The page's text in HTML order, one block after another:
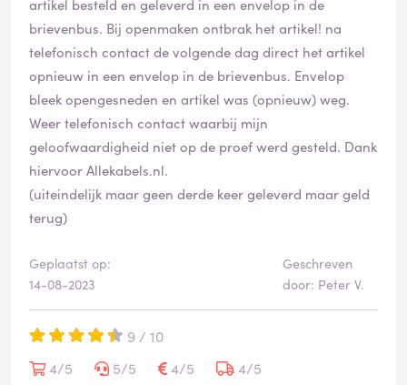
artikel besteld en geleverd in een envelop in de
brievenbus. Bij openmaken ontbrak het artikel! na
telefonisch contact de volgende dag direct het artikel
opnieuw in een envelop in de brievenbus. Envelop
bleek opengesneden en artikel was (opnieuw) weg.
Weer telefonisch contact waarbij mijn
geloofwaardigheid niet op de proef werd gesteld. Dank
hiervoor Allekabels.nl.
(uiteindelijk maar geen derde keer geleverd maar geld
terug)
Geplaatst op:
14-08-2023
Geschreven
door: Peter V.
9 / 10
4/5
5/5 4/5
4/5